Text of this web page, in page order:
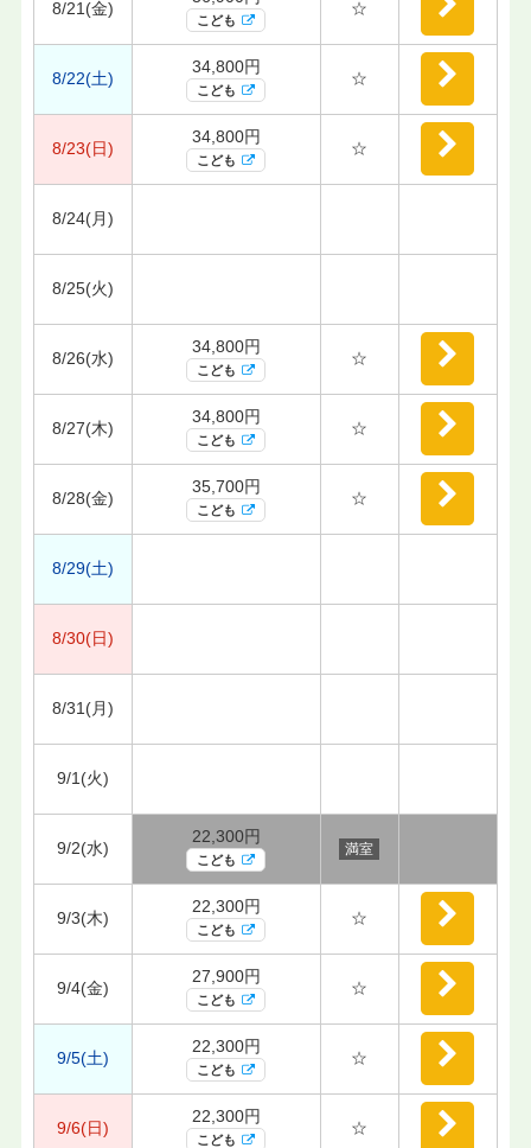
8/21(金)
こども
☆
8/22(土)
34,800円
こども
☆
8/23(日)
34,800円
こども
☆
8/24(月)
8/25(火)
8/26(水)
34,800円
こども
☆
8/27(木)
34,800円
こども
☆
8/28(金)
35,700円
こども
☆
8/29(土)
8/30(日)
8/31(月)
9/1(火)
9/2(水)
22,300円
こども
満室
9/3(木)
22,300円
こども
☆
9/4(金)
27,900円
こども
☆
9/5(土)
22,300円
こども
☆
9/6(日)
22,300円
こども
☆